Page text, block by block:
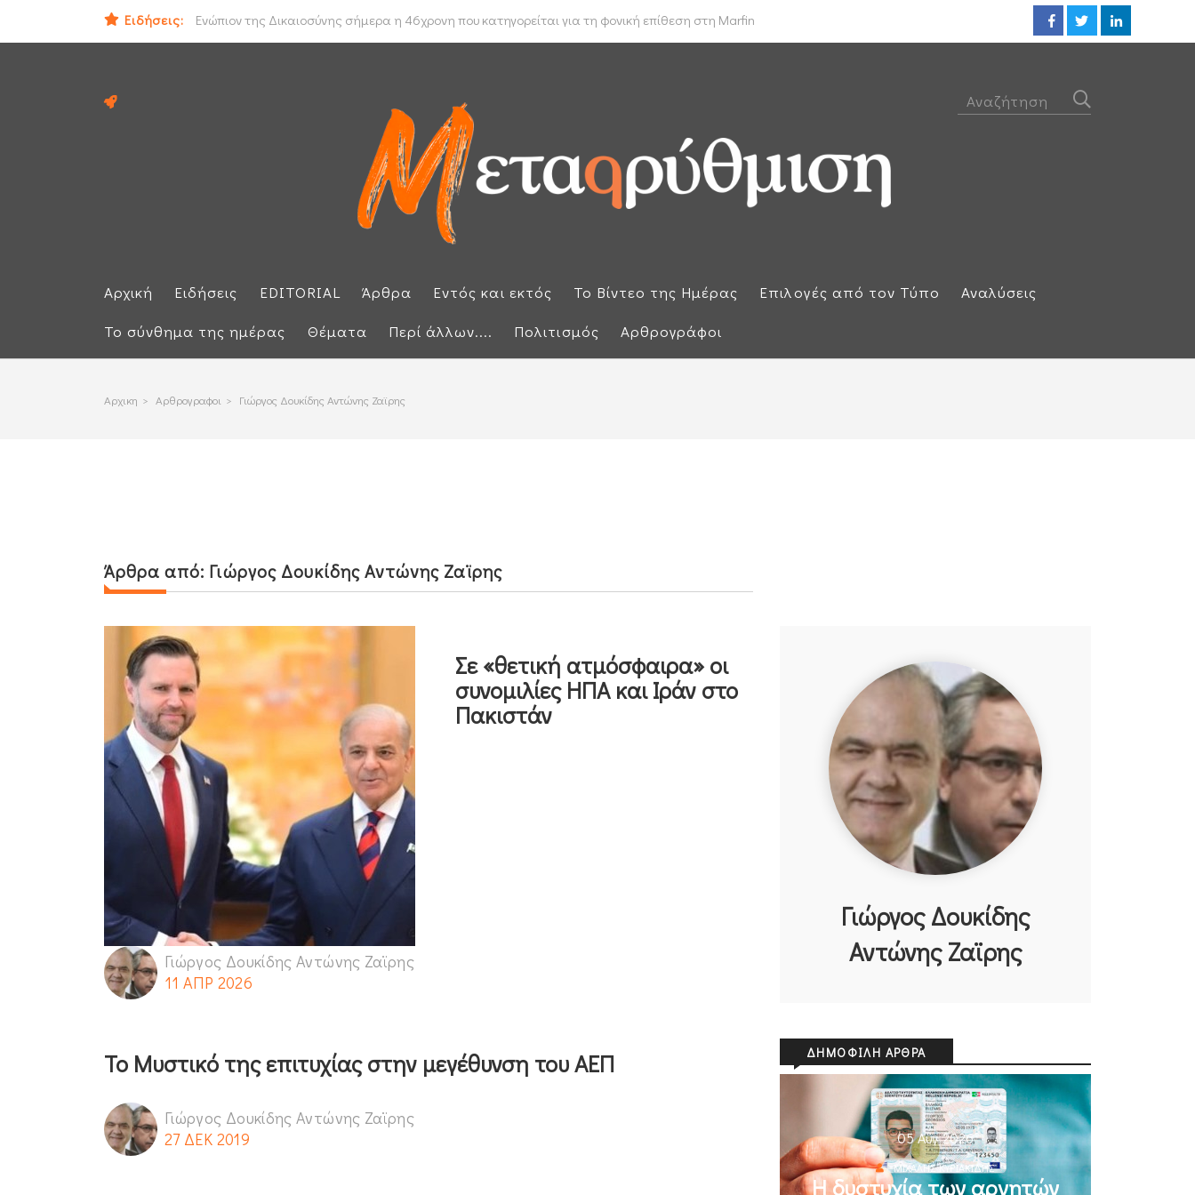
Ειδήσεις:
Ενώπιον της Δικαιοσύνης σήμερα η 46χρονη που κατηγορείται για τη φονική επίθεση στη Marfin
Ιράν και Ομάν συμφώνησαν για νέο δρομολόγιο πλοίων που θέλουν να διασχίσουν τα Στενά του Ορμούζ Ηλεκτρική διασύνδεση
Αρχική Ειδήσεις EDITORIAL Άρθρα Εντός και εκτός Το Βίντεο της Ημέρας Επιλογές από τον Τύπο
Αναλύσεις
Το σύνθημα της ημέρας
Θέματα Περί άλλων.... Πολιτισμός Αρθρογράφοι
Αρχικη > Αρθρογραφοι > Γιώργος Δουκίδης Αντώνης Ζαϊρης
Άρθρα από: Γιώργος Δουκίδης Αντώνης Ζαϊρης
Σε «θετική ατμόσφαιρα» οι
συνομιλίες ΗΠΑ και Ιράν στο
Πακιστάν
Γιώργος Δουκίδης Αντώνης Ζαϊρης
11 ΑΠΡ 2026
Το Μυστικό της επιτυχίας στην μεγέθυνση του ΑΕΠ
Γιώργος Δουκίδης Αντώνης Ζαϊρης
27 ΔΕΚ 2019
Γιώργος Δουκίδης
Αντώνης Ζαϊρης
ΔΗΜΟΦΙΛΉ ΆΡΘΡΑ
05 Αυγ 2026
ΜΙΧΆΛΗΣ ΚΥΡΙΑΚΊΔΗΣ
Η δυστυχία των αρνητών